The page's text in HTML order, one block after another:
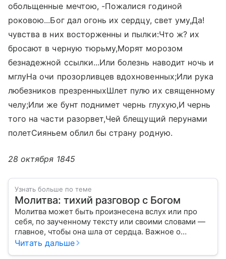
обольщенные мечтою, -Пожалися годиной
роковою...Бог дал огонь их сердцу, свет уму,Да!
чувства в них восторженны и пылки:Что ж? их
бросают в черную тюрьму,Морят морозом
безнадежной ссылки...Или болезнь наводит ночь и
мглуНа очи прозорливцев вдохновенных;Или рука
любезников презренныхШлет пулю их священному
челу;Или же бунт поднимет чернь глухую,И чернь
того на части разорвет,Чей блещущий перунами
полетСияньем облил бы страну родную.
28 октября 1845
Узнать больше по теме
Молитва: тихий разговор с Богом
Молитва может быть произнесена вслух или про
себя, по заученному тексту или своими словами —
главное, чтобы она шла от сердца. Важное о
значении молитв — в нашем материале.
Читать дальше